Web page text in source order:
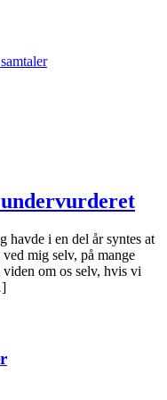
havde i en del år syntes at
mig selv, på mange
om os selv, hvis vi